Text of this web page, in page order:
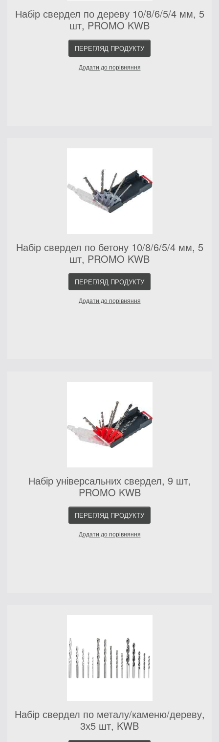
Набір свердел по дереву 10/8/6/5/4 мм, 5
шт, PROMO KWB
ПЕРЕГЛЯД ПРОДУКТУ
Додати до порівняння
Набір свердел по бетону 10/8/6/5/4 мм, 5
шт, PROMO KWB
ПЕРЕГЛЯД ПРОДУКТУ
Додати до порівняння
Набір універсальних свердел, 9 шт,
PROMO KWB
ПЕРЕГЛЯД ПРОДУКТУ
Додати до порівняння
Набір свердел по металу/каменю/дереву,
3х5 шт, KWB